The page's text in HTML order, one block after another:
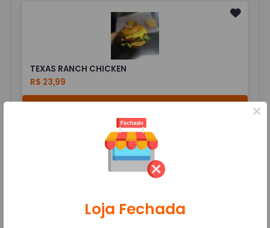
TEXAS RANCH CHICKEN
R$ 23,99
Adicionar
COMBO DO TEXBURGERS
×
Loja Fechada